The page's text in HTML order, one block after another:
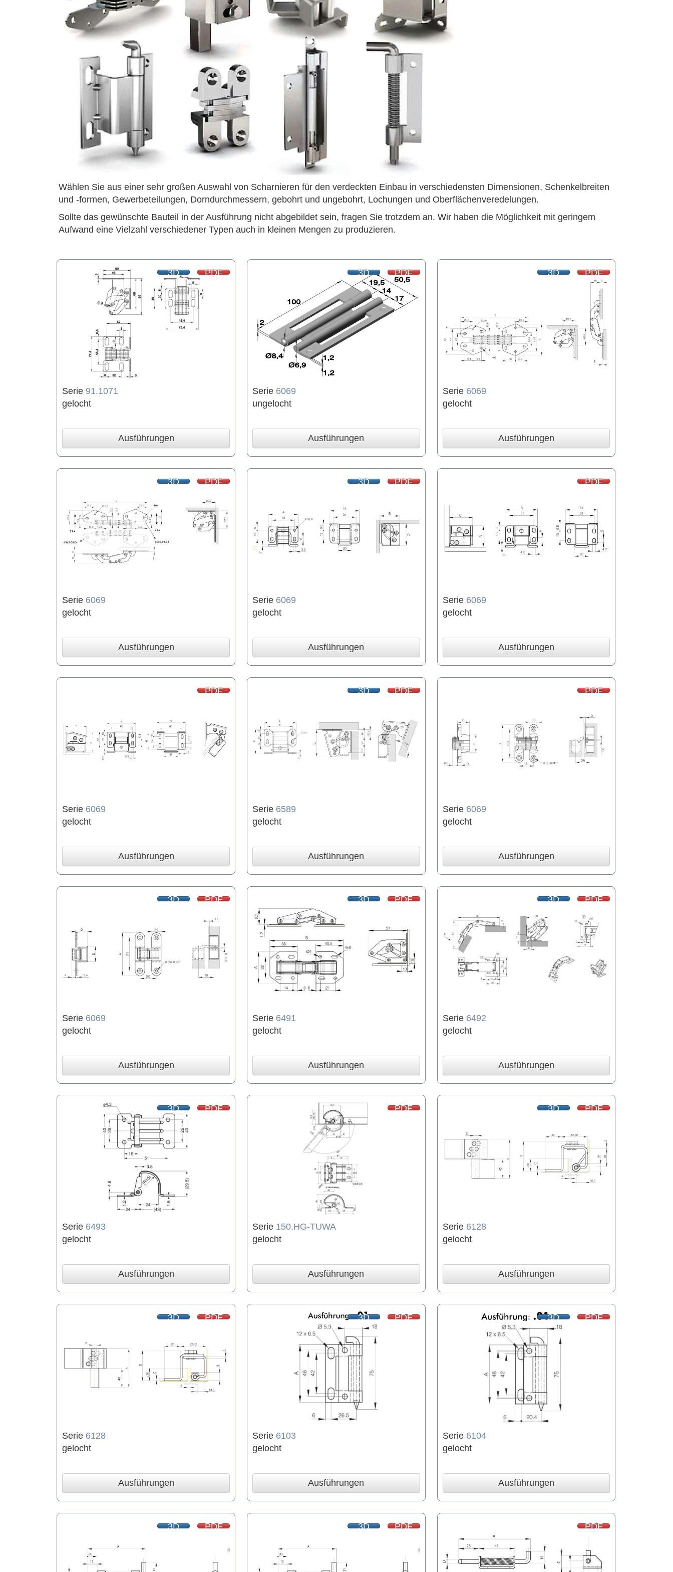
Wählen Sie aus einer sehr großen Auswahl von Scharnieren für den verdeckten Einbau in verschiedensten Dimensionen, Schenkelbreiten
und -formen, Gewerbeteilungen, Dorndurchmessern, gebohrt und ungebohrt, Lochungen und Oberflächenveredelungen.
Sollte das gewünschte Bauteil in der Ausführung nicht abgebildet sein, fragen Sie trotzdem an. Wir haben die Möglichkeit mit geringem
Aufwand eine Vielzahl verschiedener Typen auch in kleinen Mengen zu produzieren.
3D PDF
Serie 91.1071
gelocht
Ausführungen
3D PDF
Serie 6069
ungelocht
Ausführungen
3D PDF
Serie 6069
gelocht
Ausführungen
3D PDF
Serie 6069
gelocht
Ausführungen
3D PDF
Serie 6069
gelocht
Ausführungen
PDF
Serie 6069
gelocht
Ausführungen
PDF
Serie 6069
gelocht
Ausführungen
3D PDF
Serie 6589
gelocht
Ausführungen
PDF
Serie 6069
gelocht
Ausführungen
3D PDF
Serie 6069
gelocht
Ausführungen
3D PDF
Serie 6491
gelocht
Ausführungen
3D PDF
Serie 6492
gelocht
Ausführungen
3D PDF
Serie 6493
gelocht
Ausführungen
PDF
Serie 150.HG-TUWA
gelocht
Ausführungen
3D PDF
Serie 6128
gelocht
Ausführungen
3D PDF
Serie 6128
gelocht
Ausführungen
3D PDF
Serie 6103
gelocht
Ausführungen
3D PDF
Serie 6104
gelocht
Ausführungen
3D PDF 3D PDF PDF